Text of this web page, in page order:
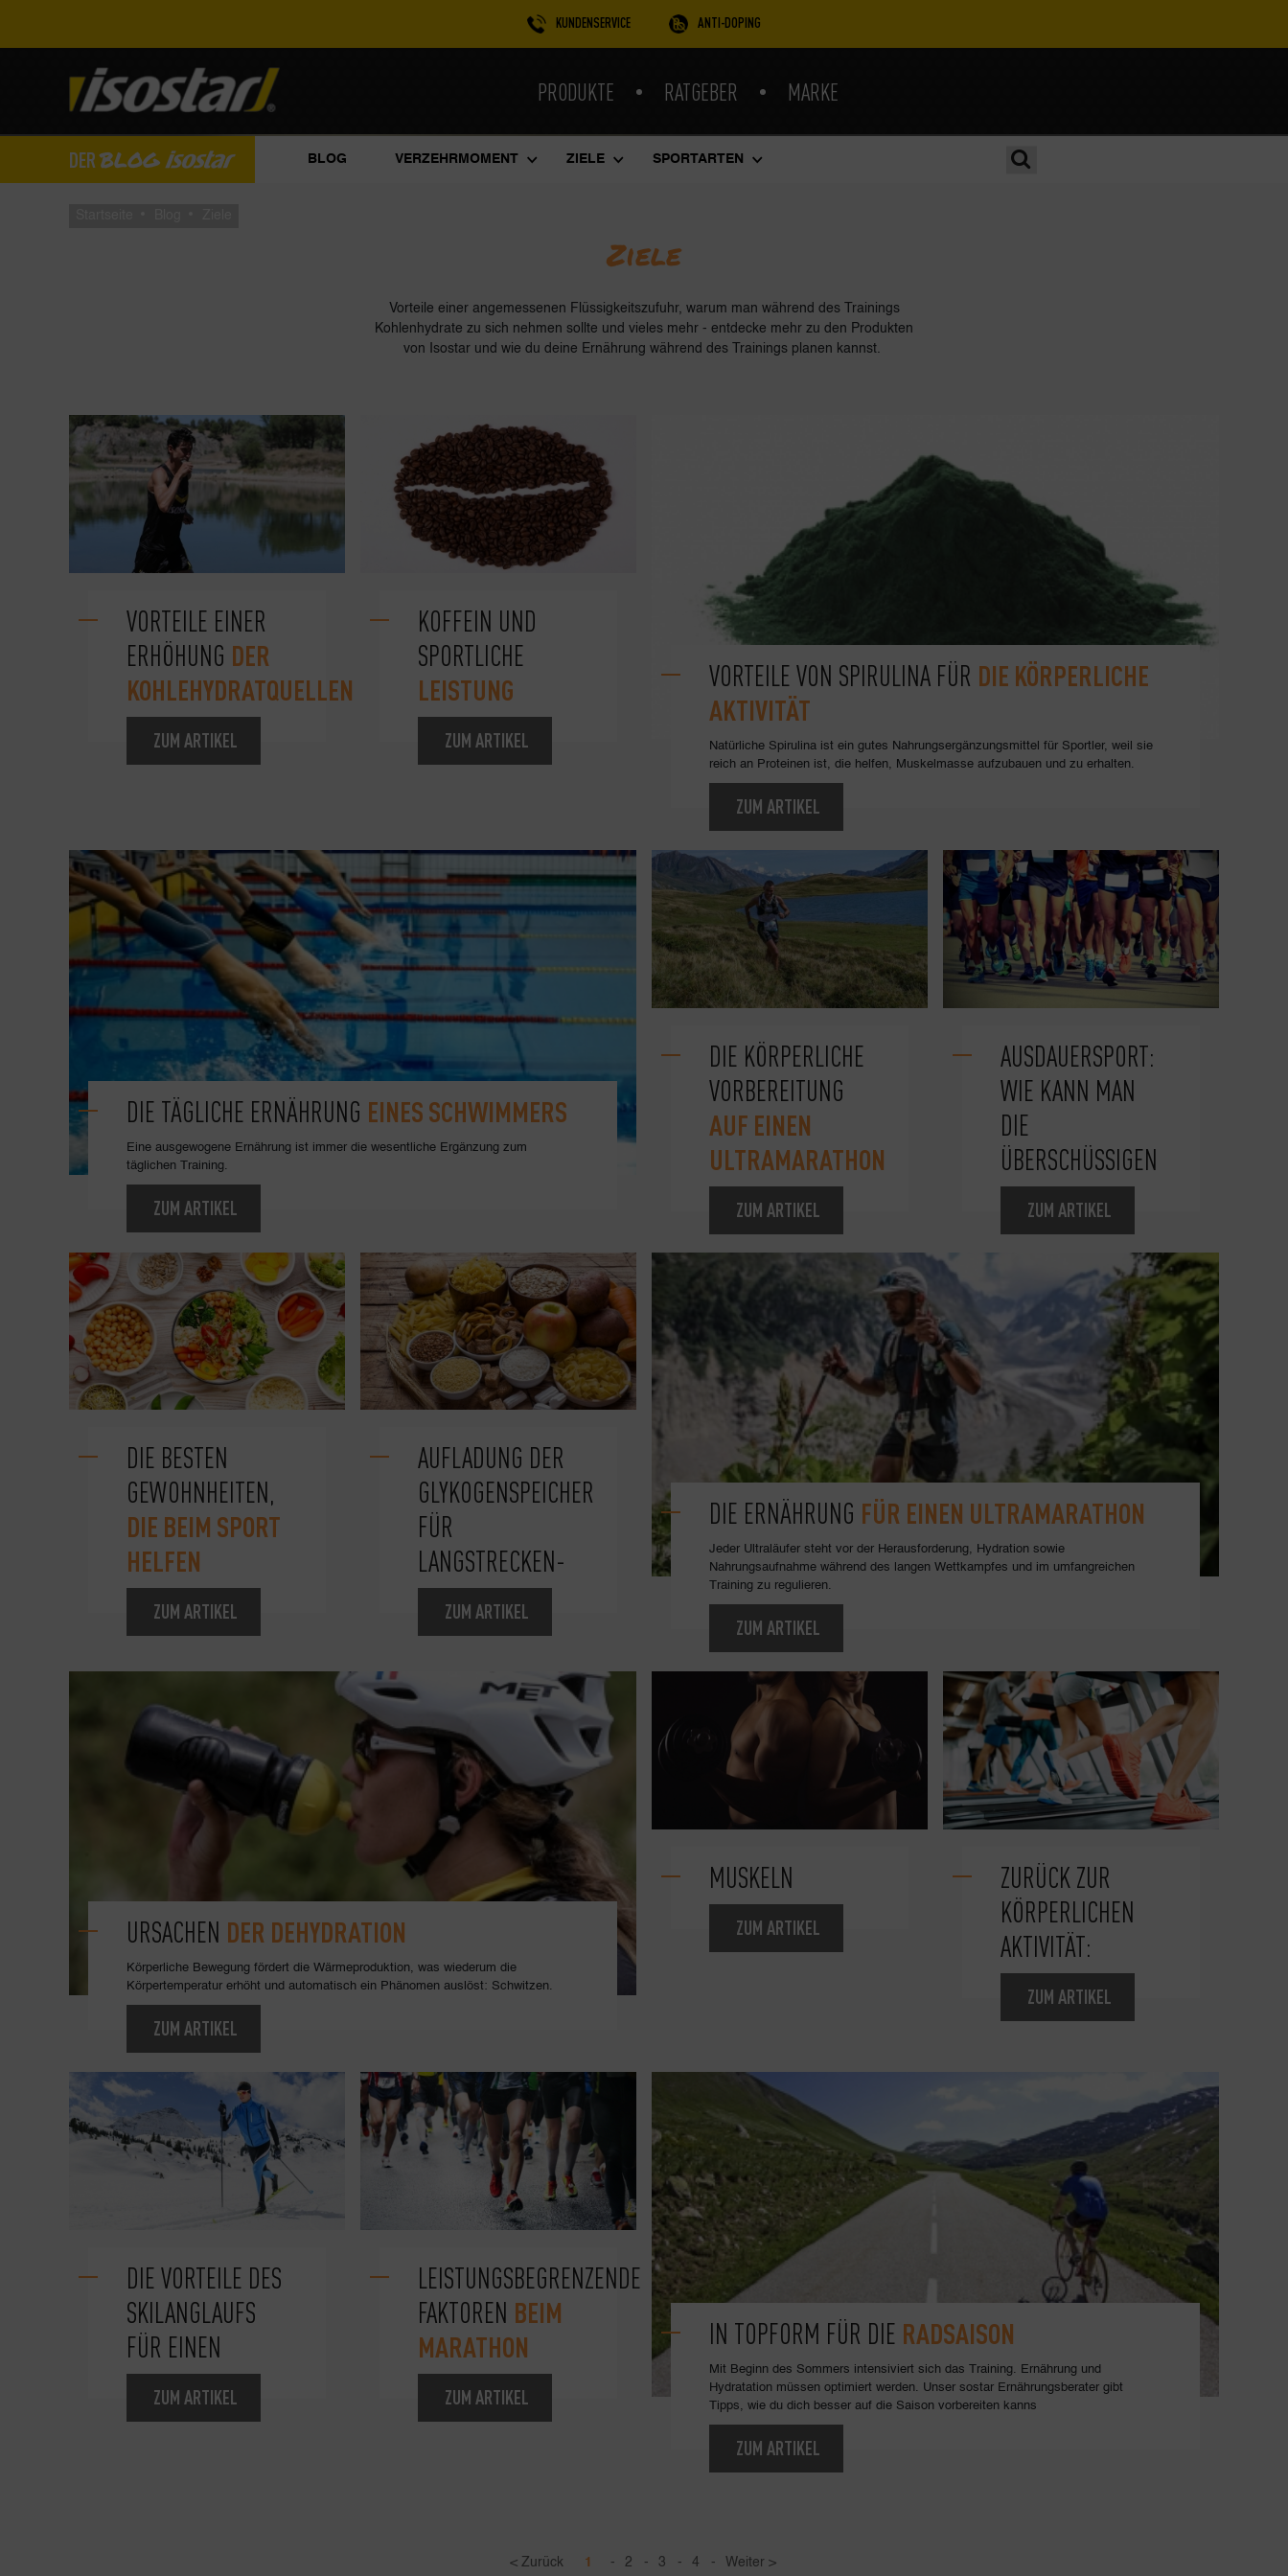
KUNDENSERVICE ANTI-DOPING
PRODUKTE RATGEBER MARKE
DERBLOG BLOG VERZEHRMOMENT ZIELE SPORTARTEN
Ziele
Vorteile einer angemessenen Flüssigkeitszufuhr, warum man während des Trainings
Kohlenhydrate zu sich nehmen sollte und vieles mehr - entdecke mehr zu den Produkten
von Isostar und wie du deine Ernährung während des Trainings planen kannst.
VORTEILE EINER
ERHÖHUNG DER
KOHLEHYDRATQUELLEN
ZUM ARTIKEL
KOFFEIN UND
SPORTLICHE
LEISTUNG
ZUM ARTIKEL
VORTEILE VON SPIRULINA FÜR DIE KÖRPERLICHE
AKTIVITÄT
Natürliche Spirulina ist ein gutes Nahrungsergänzungsmittel für Sportler, weil sie
reich an Proteinen ist, die helfen, Muskelmasse aufzubauen und zu erhalten.
ZUM ARTIKEL
DIE TÄGLICHE ERNÄHRUNG EINES SCHWIMMERS
Eine ausgewogene Ernährung ist immer die wesentliche Ergänzung zum
täglichen Training.
ZUM ARTIKEL
DIE KÖRPERLICHE
VORBEREITUNG
AUF EINEN
ULTRAMARATHON
ZUM ARTIKEL
AUSDAUERSPORT:
WIE KANN MAN
DIE
ÜBERSCHÜSSIGEN
ZUM ARTIKEL
DIE BESTEN
GEWOHNHEITEN,
DIE BEIM SPORT
HELFEN
ZUM ARTIKEL
AUFLADUNG DER
GLYKOGENSPEICHER
FÜR
LANGSTRECKEN-
ZUM ARTIKEL
DIE ERNÄHRUNG FÜR EINEN ULTRAMARATHON
Jeder Ultraläufer steht vor der Herausforderung, Hydration sowie
Nahrungsaufnahme während des langen Wettkampfes und im umfangreichen
Training zu regulieren.
ZUM ARTIKEL
URSACHEN DER DEHYDRATION
Körperliche Bewegung fördert die Wärmeproduktion, was wiederum die
Körpertemperatur erhöht und automatisch ein Phänomen auslöst: Schwitzen.
ZUM ARTIKEL
MUSKELN
ZUM ARTIKEL
ZURÜCK ZUR
KÖRPERLICHEN
AKTIVITÄT:
ZUM ARTIKEL
DIE VORTEILE DES
SKILANGLAUFS
FÜR EINEN
ZUM ARTIKEL
LEISTUNGSBEGRENZENDE
FAKTOREN BEIM
MARATHON
ZUM ARTIKEL
IN TOPFORM FÜR DIE RADSAISON
Mit Beginn des Sommers intensiviert sich das Training. Ernährung und
Hydratation müssen optimiert werden. Unser sostar Ernährungsberater gibt
Tipps, wie du dich besser auf die Saison vorbereiten kanns
ZUM ARTIKEL
< Zurück 1 - 2 - 3 - 4 - Weiter >